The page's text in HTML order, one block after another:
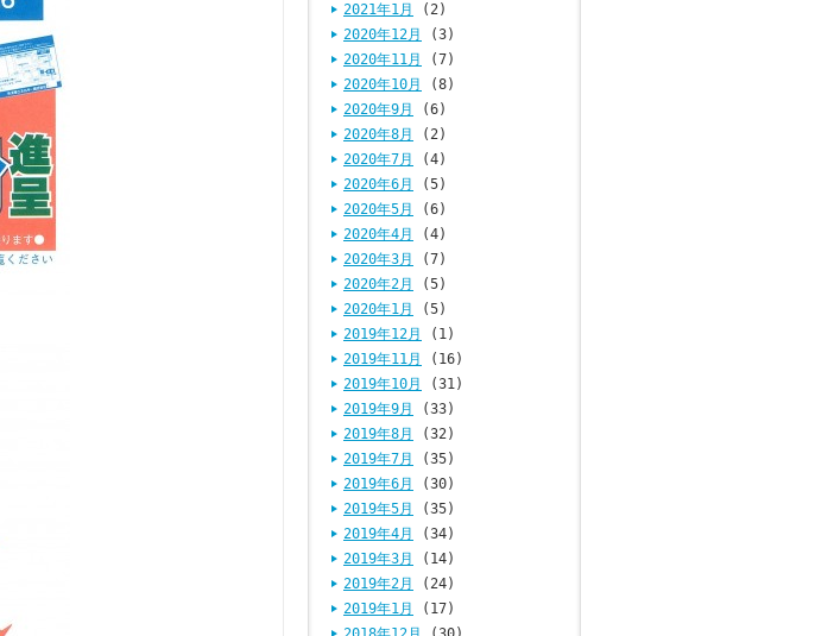
2021年1月
(2)
2020年12月
(3)
2020年11月
(7)
2020年10月
(8)
2020年9月
(6)
2020年8月
(2)
2020年7月
(4)
2020年6月
(5)
2020年5月
(6)
2020年4月
(4)
2020年3月
(7)
2020年2月
(5)
2020年1月
(5)
2019年12月
(1)
2019年11月
(16)
2019年10月
(31)
2019年9月
(33)
2019年8月
(32)
2019年7月
(35)
2019年6月
(30)
2019年5月
(35)
2019年4月
(34)
2019年3月
(14)
2019年2月
(24)
2019年1月
(17)